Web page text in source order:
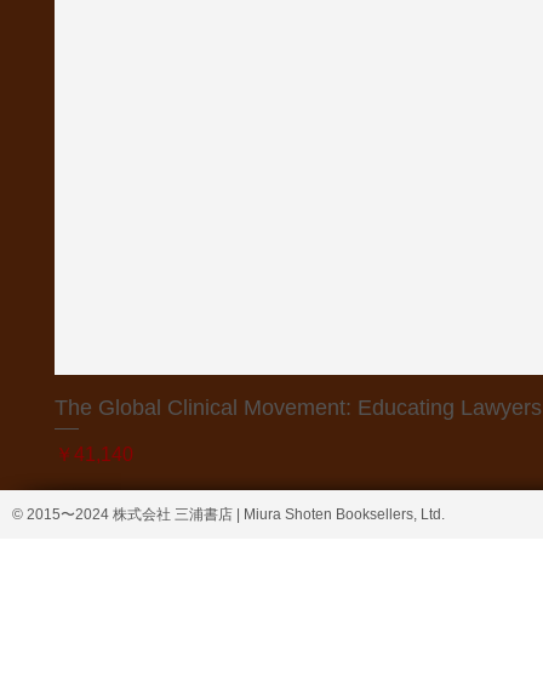
The Global Clinical Movement: Educating
価格
￥41,140
© 2015〜2024 株式会社 三浦書店 | Miura Shoten Booksellers, Ltd.